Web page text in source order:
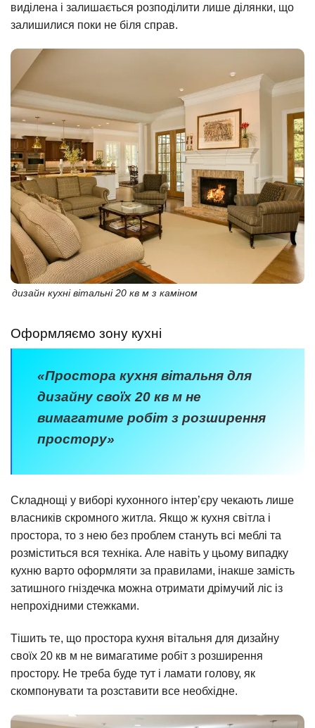
виділена і залишається розподілити лише ділянки, що
залишилися поки не біля справ.
дизайн кухні вітальні 20 кв м з каміном
Оформляємо зону кухні
«Простора кухня вітальня для
дизайну своїх 20 кв м не
вимагатиме робіт з розширення
простору»
Складнощі у виборі кухонного інтер’єру чекають лише
власників скромного житла. Якщо ж кухня світла і
простора, то з нею без проблем стануть всі меблі та
розміститься вся техніка. Але навіть у цьому випадку
кухню варто оформляти за правилами, інакше замість
затишного гніздечка можна отримати дрімучий ліс із
непрохідними стежками.
Тішить те, що простора кухня вітальня для дизайну
своїх 20 кв м не вимагатиме робіт з розширення
простору. Не треба буде тут і ламати голову, як
скомпонувати та розставити все необхідне.